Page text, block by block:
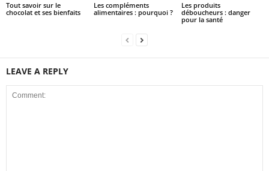
Tout savoir sur le
chocolat et ses bienfaits
Les compléments
alimentaires : pourquoi ?
Les produits
déboucheurs : danger
pour la santé
LEAVE A REPLY